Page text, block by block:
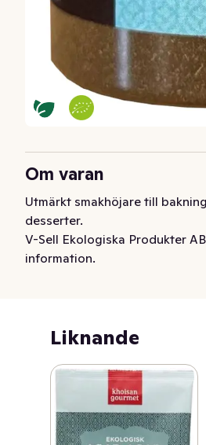
Om varan
Utmärkt smakhöjare till
desserter.
V-Sell Ekologiska Produkter
information.
Liknande